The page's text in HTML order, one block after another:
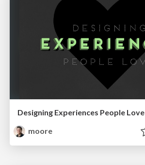
Designing Experiences People Love
moore